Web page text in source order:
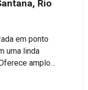
Rio
em ponto
uma linda
amplo
acabamento.